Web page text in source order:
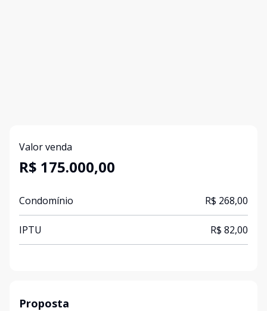
Valor venda
R$ 175.000,00
Condomínio R$ 268,00
IPTU R$ 82,00
Proposta